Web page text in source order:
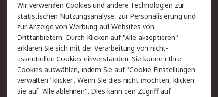
Rücksendungen
Kontakt
Hilfe
Privatkunden
Rechtliches
AGB
Datenschutz
Cookie-Richtlinie
Zahlungsbedingungen
Copyright/Impressum
Entsorgung
Wir verwenden Cookies und andere Technologien zur
statistischen Nutzungsanalyse, zur Personalisierung und
zur Anzeige von Werbung auf Websites von
Drittanbietern. Durch Klicken auf "Alle akzeptieren"
erklären Sie sich mit der Verarbeitung von nicht-
essentiellen Cookies einverstanden. Sie können Ihre
Cookies auswählen, indem Sie auf "Cookie Einstellungen
verwalten" klicken. Wenn Sie dies nicht möchten, klicken
Sie auf "Alle ablehnen". Dies kann den Zugriff auf